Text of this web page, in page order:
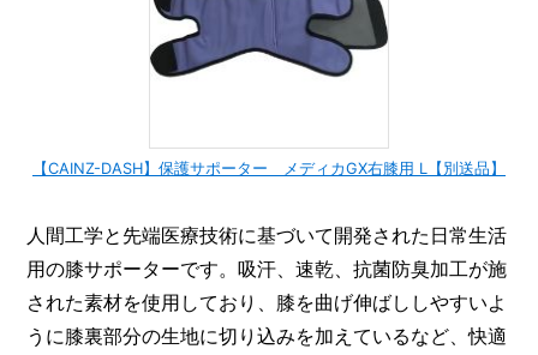
【CAINZ-DASH】保護サポーター メディカGX右膝用 L【別送品】
人間工学と先端医療技術に基づいて開発された日常生活
用の膝サポーターです。吸汗、速乾、抗菌防臭加工が施
された素材を使用しており、膝を曲げ伸ばししやすいよ
うに膝裏部分の生地に切り込みを加えているなど、快適